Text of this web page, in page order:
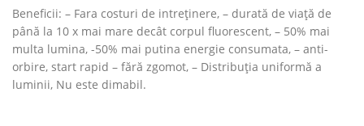
Beneficii: – Fara costuri de intreținere, – durată de viață de
până la 10 x mai mare decât corpul fluorescent, – 50% mai
multa lumina, -50% mai putina energie consumata, – anti-
orbire, start rapid – fără zgomot, – Distribuția uniformă a
luminii, Nu este dimabil.